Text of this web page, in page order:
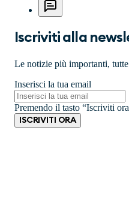
Iscriviti alla
Le notizie più importanti,
Inserisci la tua email
Premendo il tasto “Iscriviti
ISCRIVITI ORA